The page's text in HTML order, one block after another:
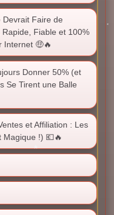
Devrait Faire de
Rapide, Fiable et 100%
Internet 🤑🔥
Donner 50% (et
Se Tirent une Balle
et Affiliation : Les
Magique !) 💶🔥